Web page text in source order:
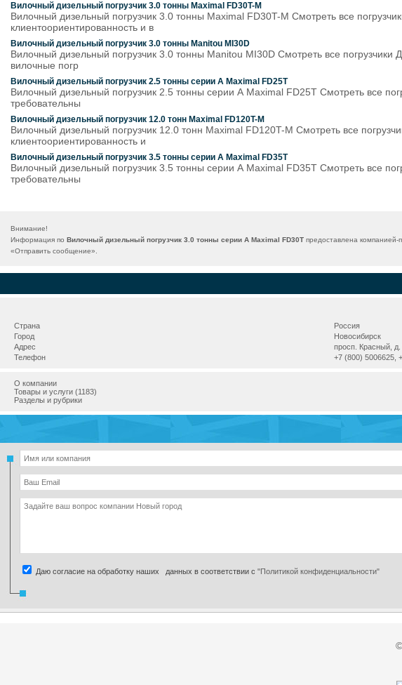
Вилочный дизельный погрузчик 3.0 тонны Maximal FD30T-M
Вилочный дизельный погрузчик 3.0 тонны Maximal FD30T-M Смотреть все
клиентоориентированность и в
Вилочный дизельный погрузчик 3.0 тонны Manitou MI30D
Вилочный дизельный погрузчик 3.0 тонны Manitou MI30D Смотреть все
вилочные погр
Вилочный дизельный погрузчик 2.5 тонны серии А Maximal FD25T
Вилочный дизельный погрузчик 2.5 тонны серии А Maximal FD25T Смотреть все
требовательны
Вилочный дизельный погрузчик 12.0 тонн Maximal FD120T-M
Вилочный дизельный погрузчик 12.0 тонн Maximal FD120T-M Смотреть все
клиентоориентированность и
Вилочный дизельный погрузчик 3.5 тонны серии А Maximal FD35T
Вилочный дизельный погрузчик 3.5 тонны серии А Maximal FD35T Смотреть все
требовательны
Внимание!
Информация по Вилочный дизельный погрузчик 3.0 тонны серии А Maximal FD30T предоставлена
«Отправить сообщение».
Страна
Россия
Город
Новосибирск
Адрес
просп. Красный,
Телефон
+7 (800) 5006625,
О компании
Товары и услуги (1183)
Разделы и рубрики
Даю согласие на обработку наших данных в соответствии с "Политикой конфиденциальности"